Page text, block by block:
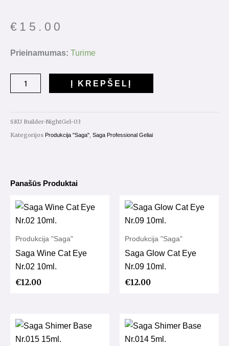
€ 15.00
Prieinamumas: Turime
produkto
Saga
Builder
Gel
Nr.03
Į KREPŠELĮ
SKU Builder-NightGel-03
Kategorijos Produkcija "Saga", Saga Professional Geliai
Panašūs Produktai
Produkcija "Saga"
Saga Wine Cat Eye
Nr.02 10ml.
€12.00
Produkcija "Saga"
Saga Glow Cat Eye
Nr.09 10ml.
€12.00